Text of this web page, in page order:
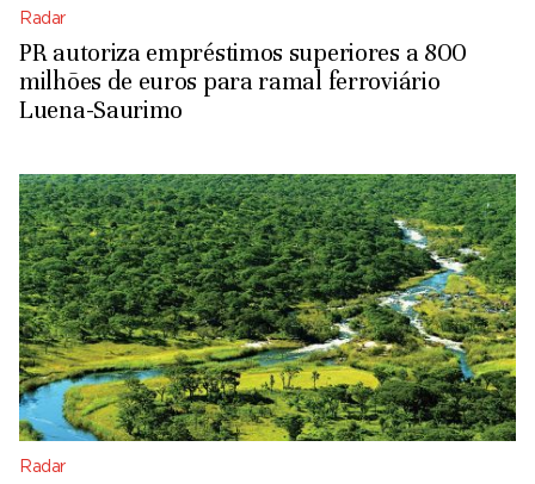
Radar
PR autoriza empréstimos superiores a 800
milhões de euros para ramal ferroviário
Luena-Saurimo
Radar